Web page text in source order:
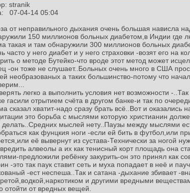
stranik
07-04-14 05:04
от неправильного дыхания очень большая нависла
150 миллионов больных диабетом,в Индии где
такая и там обнаружили 300 миллионов больных
часто у него диабет и у него страховки -возят его на
о методе Бутейко-что вроде этот метод может
-он тоже не слушает..Больных очень много в США
необразованых а таких большинство-потому что
легко а выполнить условия нет возможности -
гасили отрытием счёта в другом банке-и так по
сказал хватит-надо сразу брать всё..Вот и оказались
это борьба с мыслями которую христианин
делать..Средних мыслей нету..Паузы между мыслями
как фунцкия ноги -если ей бить в футбол,или
её вывернут из сустава-Технически за ногой
алвеолы а их как тенисный корт площадь она
предложили ребёнку закурить-он это принял как
-это так паук ставит сеть и муха попадает в неё и
-ест неспеша..Так и сатана -дыхание збивает -
и другими вредными
отойти от вредных вещей.